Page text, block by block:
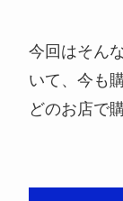
今回はそん
いて、今も
どのお店で